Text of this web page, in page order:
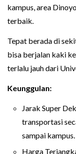
kampus, area
terbaik.
Tepat berada di
bisa berjalan kaki
terlalu jauh dari
Keunggulan:
Jarak Super
transportasi
sampai kampus.
Harga